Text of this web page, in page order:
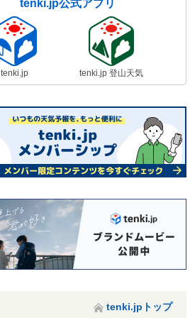
tenki.jp公式アプリ
tenki.jp tenki.jp 登山天気
tenki.jpトップ